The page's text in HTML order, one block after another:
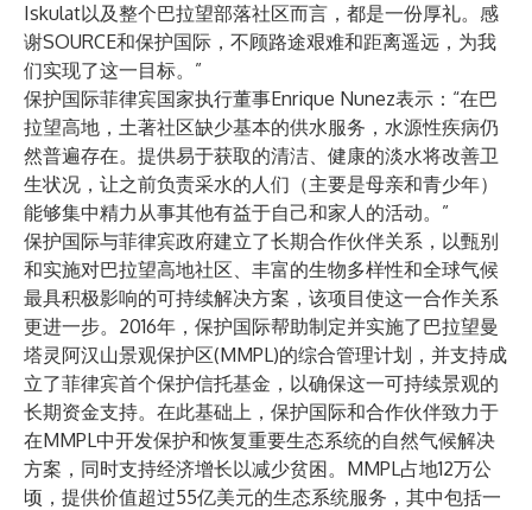
Iskulat以及整个巴拉望部落社区而言，都是一份厚礼。感
谢SOURCE和保护国际，不顾路途艰难和距离遥远，为我
们实现了这一目标。”
保护国际菲律宾国家执行董事Enrique Nunez表示：“在巴
拉望高地，土著社区缺少基本的供水服务，水源性疾病仍
然普遍存在。提供易于获取的清洁、健康的淡水将改善卫
生状况，让之前负责采水的人们（主要是母亲和青少年）
能够集中精力从事其他有益于自己和家人的活动。”
保护国际与菲律宾政府建立了长期合作伙伴关系，以甄别
和实施对巴拉望高地社区、丰富的生物多样性和全球气候
最具积极影响的可持续解决方案，该项目使这一合作关系
更进一步。2016年，保护国际帮助制定并实施了巴拉望曼
塔灵阿汉山景观保护区(MMPL)的综合管理计划，并支持成
立了菲律宾首个保护信托基金，以确保这一可持续景观的
长期资金支持。在此基础上，保护国际和合作伙伴致力于
在MMPL中开发保护和恢复重要生态系统的自然气候解决
方案，同时支持经济增长以减少贫困。MMPL占地12万公
顷，提供价值超过55亿美元的生态系统服务，其中包括一